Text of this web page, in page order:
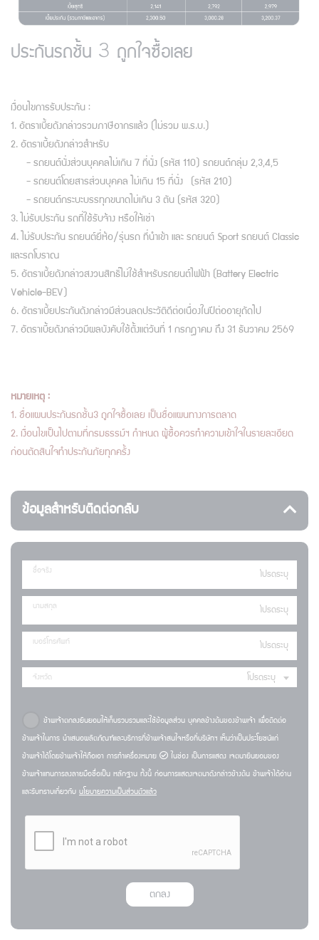
ประกันรถชั้น 3 ถูกใจซื้อเลย
เงื่อนไขการรับประกัน :
1. อัตราเบี้ยดังกล่าวรวมภาษีอากรแล้ว (ไม่รวม พ.ร.บ.)
2. อัตราเบี้ยดังกล่าวสำหรับ
- รถยนต์นั่งส่วนบุคคลไม่เกิน 7 ที่นั่ง (รหัส 110) รถยนต์กลุ่ม 2,3,4,5
- รถยนต์โดยสารส่วนบุคคล ไม่เกิน 15 ที่นั่ง (รหัส 210)
- รถยนต์กระบะบรรทุกขนาดไม่เกิน 3 ตัน (รหัส 320)
3. ไม่รับประกัน รถที่ใช้รับจ้าง หรือให้เช่า
4. ไม่รับประกัน รถยนต์ยี่ห้อ/รุ่นรถ ที่นำเข้า และ รถยนต์ Sport รถยนต์ Classic
และรถโบราณ
5. อัตราเบี้ยดังกล่าวสงวนสิทธิ์ไม่ใช้สำหรับรถยนต์ไฟฟ้า (Battery Electric
Vehicle-BEV)
6. อัตราเบี้ยประกันดังกล่าวมีส่วนลดประวัติดีต่อเนื่องในปีต่ออายุถัดไป
7. อัตราเบี้ยดังกล่าวมีผลบังคับใช้ตั้งแต่วันที่ 1 กรกฎาคม ถึง 31 ธันวาคม 2569
หมายเหตุ :
1. ชื่อแผนประกันรถชั้น3 ถูกใจซื้อเลย เป็นชื่อแผนทางการตลาด
2. เงื่อนไขเป็นไปตามที่กรมธรรม์ฯ กำหนด ผู้ซื้อควรทำความเข้าใจในรายละเอียด
ก่อนตัดสินใจทำประกันภัยทุกครั้ง
ข้อมูลสำหรับติดต่อกลับ
ชื่อจริง
นามสกุล
เบอร์โทรศัพท์
จังหวัด โปรดระบุ
ข้าพเจ้าตกลงยินยอมให้เก็บรวบรวมและใช้ข้อมูลส่วน บุคคลข้างต้นของข้าพเจ้า เพื่อติดต่อ
ข้าพเจ้าในการ นำเสนอผลิตภัณฑ์และบริการที่ข้าพเจ้าสนใจหรือที่บริษัทฯ เห็นว่าเป็นประโยชน์แก่
ข้าพเจ้าได้โดยข้าพเจ้าให้ถือเอา การทำเครื่องหมาย ในช่อง เป็นการแสดง เจตนายินยอมของ
ข้าพเจ้าแทนการลงลายมือชื่อเป็น หลักฐาน ทั้งนี้ ก่อนการแสดงเจตนาดังกล่าวข้างต้น ข้าพเจ้าได้อ่าน
และรับทราบเกี่ยวกับ นโยบายความเป็นส่วนตัวแล้ว
ตกลง